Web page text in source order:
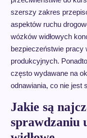
szerszy zakres
aspektów ruchu
wózków widłowych
bezpieczeństwie pracy
produkcyjnych.
często wydawane na
odnawiania, co nie jest
Jakie są
sprawdzaniu